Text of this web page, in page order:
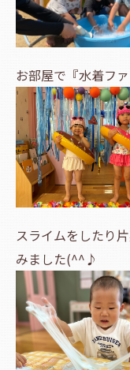
お部屋で『水着フ
スライムをしたり
みました(^^♪